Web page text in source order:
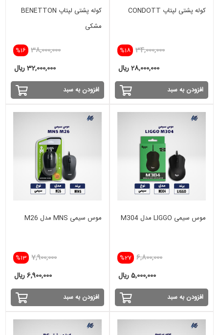
کوله پشتی لپتاپ CONDOTT
%18 34,000,000
28,000,000 ریال
افزودن به سبد
کوله پشتی لپتاپ BENETTON
مشکی
%16 38,000,000
32,000,000 ریال
افزودن به سبد
موس سیمی LIGGO مدل M304
%27 6,800,000
5,000,000 ریال
افزودن به سبد
موس سیمی MNS مدل M26
%13 7,900,000
6,900,000 ریال
افزودن به سبد